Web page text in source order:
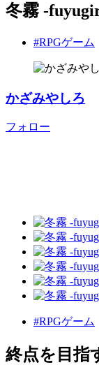
冬霧 -
#RPGゲーム
かざみやしろ
フォロー
#RPGゲーム
終点を目指